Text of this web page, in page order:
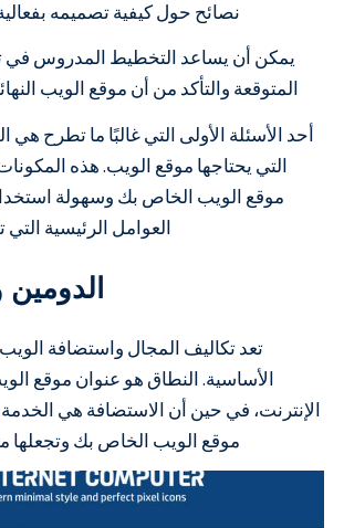
نصائح حول كيفية تصميمه
يمكن أن يساعد التخطيط المدروس في
المتوقعة والتأكد من أن موقع الويب
أحد الأسئلة الأولى التي غالبًا ما تطرح هي
التي يحتاجها موقع الويب. هذه
موقع الويب الخاص بك وسهولة
العوامل الرئيسية
الدومين
تعد تكاليف المجال واستضافة
الأساسية. النطاق هو عنوان موقع
الإنترنت، في حين أن الاستضافة هي
موقع الويب الخاص بك وتجعلها